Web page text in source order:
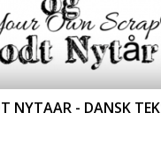
NYTAAR - DANSK